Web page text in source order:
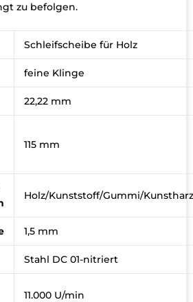
zu befolgen.
Schleifscheibe für Holz
feine Klinge
22,22 mm
115 mm
Holz/Kunststoff/Gummi/
1,5 mm
Stahl DC 01-nitriert
11.000 U/min